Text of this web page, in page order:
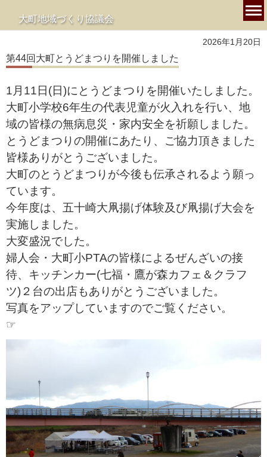
大町地域づくり協議会
2026年1月20日
第44回大町とうどまつりを開催しました
1月11日(日)にとうどまつりを開催いたしました。
大町小学校6年生の代表児童が火入れを行い、地
域の皆様の無病息災・家内安全を祈願しました。
とうどまつりの開催にあたり、ご協力頂きました
皆様ありがとうございました。
大町のとうどまつりが今後も伝承されるよう願っ
ています。
今年度は、五十崎大凧揚げ体験及び凧揚げ大会を
実施しました。
大変盛況でした。
婦人会・大町小PTAの皆様によるぜんざいの接
待、キッチンカー(七福・鷹が森カフェ＆クラフ
ツ)２台の出店もありがとうございました。
写真をアップしていますのでご覧ください。
☞